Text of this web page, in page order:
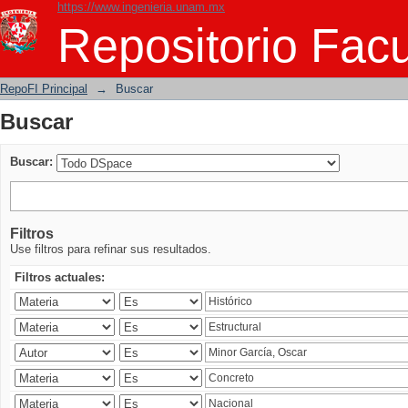
https://www.ingenieria.unam.mx
Repositorio
Buscar
RepoFI Principal → Buscar
Buscar
Buscar:
Filtros
Use filtros para refinar sus resultados.
Filtros actuales: